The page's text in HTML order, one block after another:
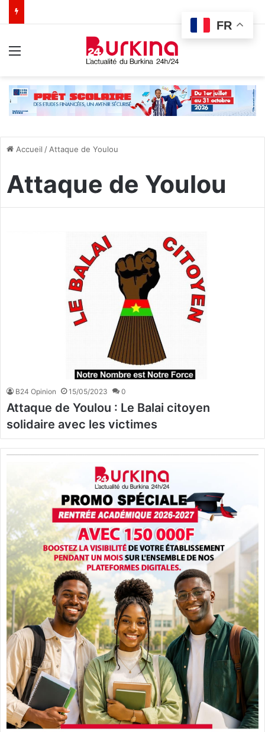
Accueil / Attaque de Youlou
Attaque de Youlou
B24 Opinion 15/05/2023 0
Attaque de Youlou : Le Balai citoyen
solidaire avec les victimes
FR